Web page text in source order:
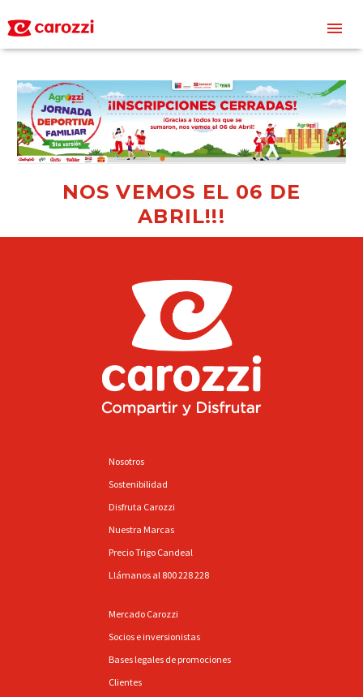
NOS VEMOS EL 06 DE
ABRIL!!!
Nosotros
Sostenibilidad
Disfruta Carozzi
Nuestra Marcas
Precio Trigo Candeal
Llámanos al 800 228 228
Mercado Carozzi
Socios e inversionistas
Bases legales de promociones
Clientes